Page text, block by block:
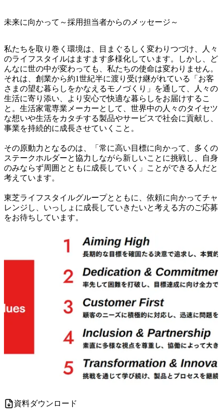
未来に向かって～採用担当者からのメッセージ～
私たちを取り巻く環境は、目まぐるしく変わりつづけ、人々
のライフスタイルはますます多様化しています。しかし、ど
んなに世の中が変わっても、私たちの使命は変わりません。
それは、創業から約1世紀半に渡り受け継がれている「お客
さまの望む暮らしをかなえるモノづくり」を通して、人々の
生活に寄り添い、より安心で快適な暮らしをお届けするこ
と。生活家電専業メーカーとして、世界中の人々のタイセツ
な想いや生活をカタチする製品やサービスで社会に貢献し、
事業を持続的に成長させていくこと。
その原動力となるのは、「常に高い目標に向かって、多くの
ステークホルダーと協力しながら新しいことに挑戦し、自身
のみならず周囲とともに成長していく」ことができる人だと
考えています。
東芝ライフスタイルグループとともに、依頼に向かってチャ
レンジし、いっしょに成長していきたいと考える方のご応募
をお待ちしています。
資料ダウンロード